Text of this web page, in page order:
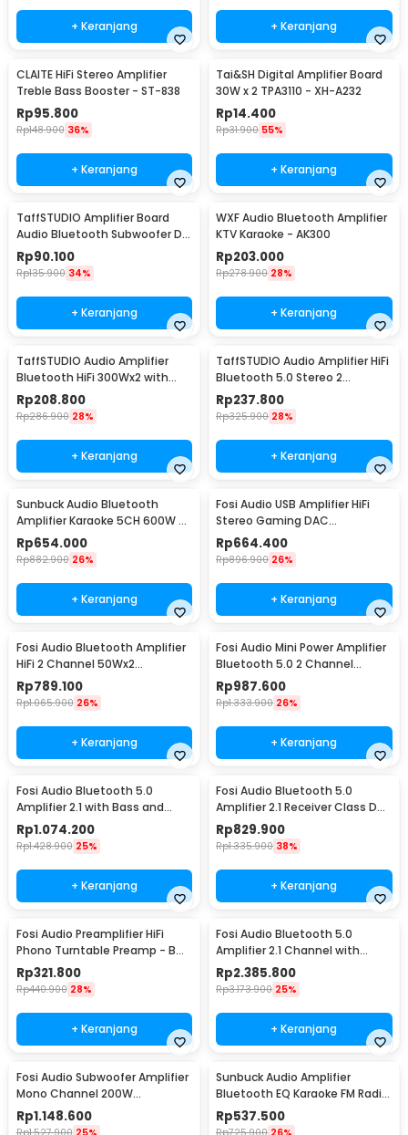
+ Keranjang + Keranjang
CLAITE HiFi Stereo Amplifier
Treble Bass Booster - ST-838
Rp95.800
Rp148.900 36%
+ Keranjang
Tai&SH Digital Amplifier Board
30W x 2 TPA3110 - XH-A232
Rp14.400
Rp31.900 55%
+ Keranjang
TaffSTUDIO Amplifier Board
Audio Bluetooth Subwoofer DIY
35W - D30K
Rp90.100
Rp135.900 34%
+ Keranjang
WXF Audio Bluetooth Amplifier
KTV Karaoke - AK300
Rp203.000
Rp278.900 28%
+ Keranjang
TaffSTUDIO Audio Amplifier
Bluetooth HiFi 300Wx2 with
Remote Control - BT-198E
Rp208.800
Rp286.900 28%
+ Keranjang
TaffSTUDIO Audio Amplifier HiFi
Bluetooth 5.0 Stereo 2
Channel 800W - BT-309A
Rp237.800
Rp325.900 28%
+ Keranjang
Sunbuck Audio Bluetooth
Amplifier Karaoke 5CH 600W -
AV-608BT
Rp654.000
Rp882.900 26%
+ Keranjang
Fosi Audio USB Amplifier HiFi
Stereo Gaming DAC
Headphone - DAC-Q4
Rp664.400
Rp896.900 26%
+ Keranjang
Fosi Audio Bluetooth Amplifier
HiFi 2 Channel 50Wx2
TPA3116D2 - BT10A
Rp789.100
Rp1.065.900 26%
+ Keranjang
Fosi Audio Mini Power Amplifier
Bluetooth 5.0 2 Channel
TPA3116D2 - BT20A
Rp987.600
Rp1.333.900 26%
+ Keranjang
Fosi Audio Bluetooth 5.0
Amplifier 2.1 with Bass and
Treble Control - BT30D
Rp1.074.200
Rp1.428.900 25%
+ Keranjang
Fosi Audio Bluetooth 5.0
Amplifier 2.1 Receiver Class D
2x160W - BL20C
Rp829.900
Rp1.335.900 38%
+ Keranjang
Fosi Audio Preamplifier HiFi
Phono Turntable Preamp - BOX
X1
Rp321.800
Rp440.900 28%
+ Keranjang
Fosi Audio Bluetooth 5.0
Amplifier 2.1 Channel with
Remote - DA2120C
Rp2.385.800
Rp3.173.900 25%
+ Keranjang
Fosi Audio Subwoofer Amplifier
Mono Channel 200W
TPA3255D2 - M03
Rp1.148.600
Sunbuck Audio Amplifier
Bluetooth EQ Karaoke FM Radio
2000W - AS-336BU
Rp537.500